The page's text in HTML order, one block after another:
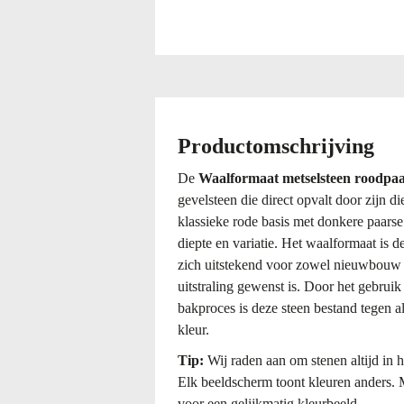
van
de
afbeeldingen-
gallerij
Productomschrijving
De Waalformaat metselsteen
gevelsteen die direct opvalt door zijn
klassieke rode basis met donkere
diepte en variatie. Het waalformaat is
zich uitstekend voor zowel
uitstraling gewenst is. Door het
bakproces is deze steen bestand
kleur.
Tip: Wij raden aan om stenen altijd in
Elk beeldscherm toont kleuren anders.